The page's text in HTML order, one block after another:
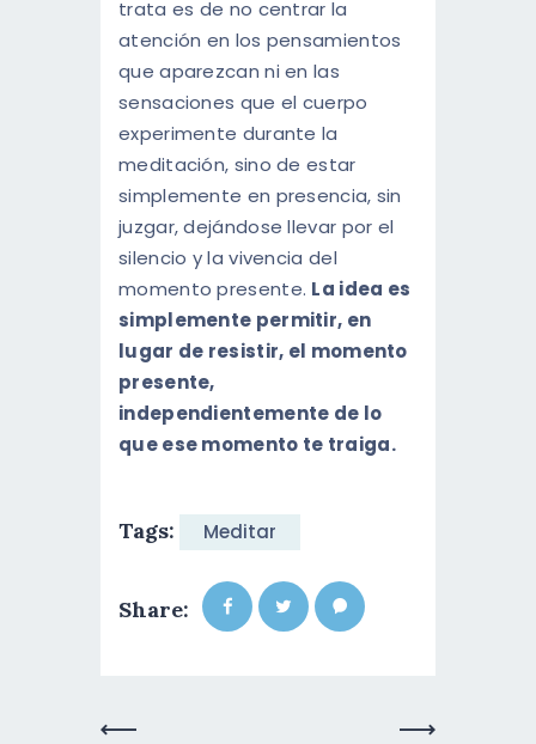
trata es de no centrar la
atención en los pensamientos
que aparezcan ni en las
sensaciones que el cuerpo
experimente durante la
meditación, sino de estar
simplemente en presencia, sin
juzgar, dejándose llevar por el
silencio y la vivencia del
momento presente. La idea es
simplemente permitir, en
lugar de resistir, el momento
presente,
independientemente de lo
que ese momento te traiga.
Tags: Meditar
Share: